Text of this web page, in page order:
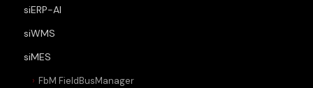
siERP-AI
siWMS
siMES
FbM FieldBusManager